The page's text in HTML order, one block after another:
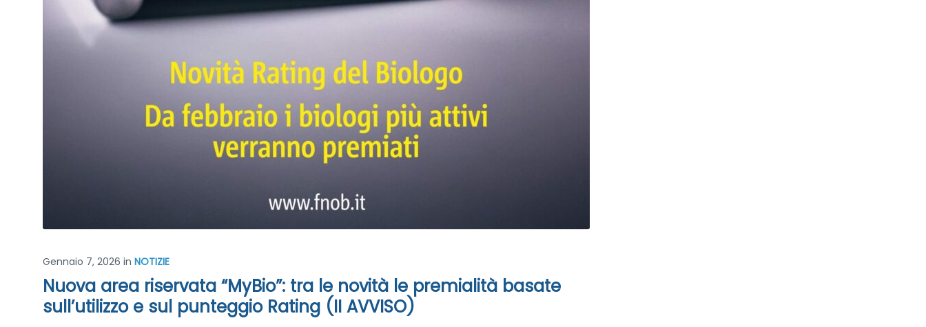
Gennaio 7, 2026 in NOTIZIE
Nuova area riservata “MyBio”: tra le novità le premialità basate
sull’utilizzo e sul punteggio Rating (II AVVISO)